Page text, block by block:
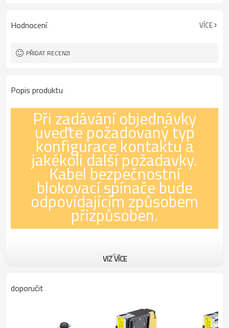
Hodnocení VÍCE
PŘIDAT RECENZI
Popis produktu
Při zadávání objednávky
uveďte požadovaný typ
konfigurace kontaktu a
jakékoli další požadavky.
Kabel bezpečnostní
blokovací spínače bude
odpovídajícím způsobem
přizpůsoben.
VIZ VÍCE
doporučit